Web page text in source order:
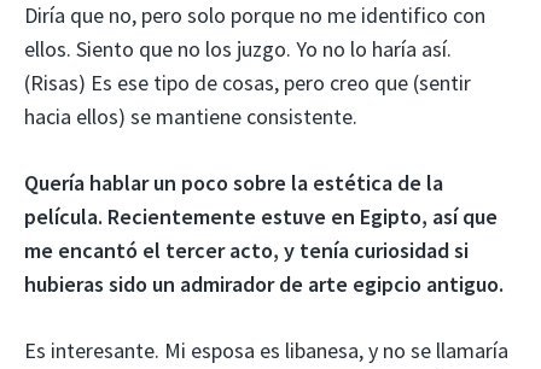
Diría que no, pero solo porque no me identifico con
ellos. Siento que no los juzgo. Yo no lo haría así.
(Risas) Es ese tipo de cosas, pero creo que (sentir
hacia ellos) se mantiene consistente.
Quería hablar un poco sobre la estética de la
película. Recientemente estuve en Egipto, así que
me encantó el tercer acto, y tenía curiosidad si
hubieras sido un admirador de arte egipcio antiguo.
Es interesante. Mi esposa es libanesa, y no se llamaría